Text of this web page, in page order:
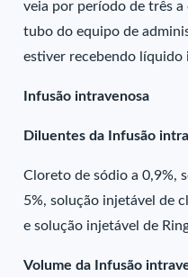
veia por período de três
tubo do equipo de
estiver recebendo
Infusão intravenosa
Diluentes da Infusão
Cloreto de sódio a 0,9%,
5%, solução injetável de
e solução injetável de
Volume da Infusão